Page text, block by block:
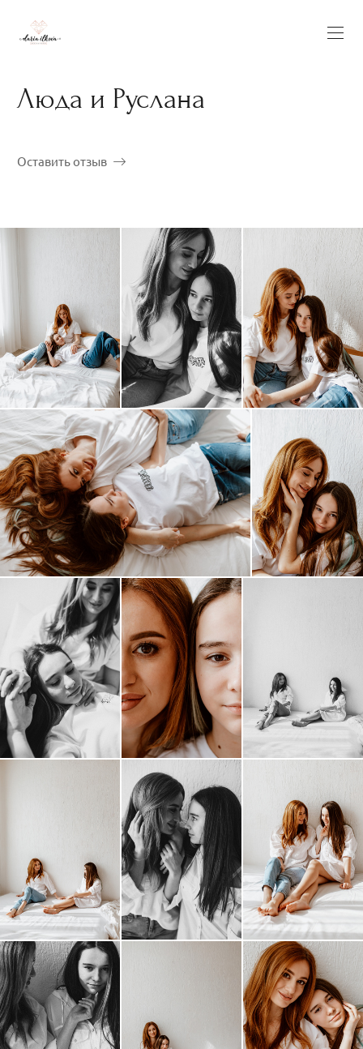
Люда и Руслана
Оставить отзыв